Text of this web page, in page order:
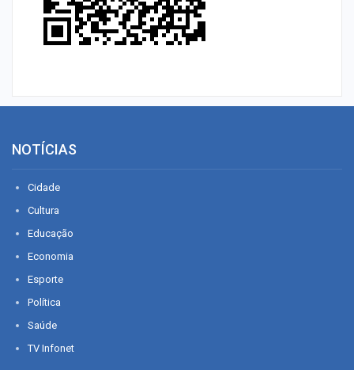
NOTÍCIAS
Cidade
Cultura
Educação
Economia
Esporte
Política
Saúde
TV Infonet